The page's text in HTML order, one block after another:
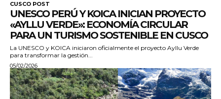
CUSCO POST
UNESCO PERÚ Y KOICA INICIAN PROYECTO
«AYLLU VERDE»: ECONOMÍA CIRCULAR
PARA UN TURISMO SOSTENIBLE EN CUSCO
La UNESCO y KOICA iniciaron oficialmente el proyecto Ayllu Verde
para transformar la gestión...
05/02/2026